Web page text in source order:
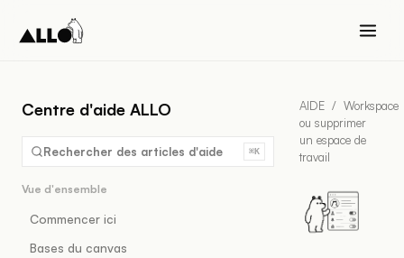
Centre d'aide ALLO
Rechercher des articles d'aide ⌘K
Vue d'ensemble
Commencer ici
Bases du canvas
AIDE / Workspace
ou supprimer
un espace de
travail